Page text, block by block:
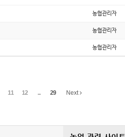
농협관리자
농협관리자
농협관리자
11 12 ... 29 Next